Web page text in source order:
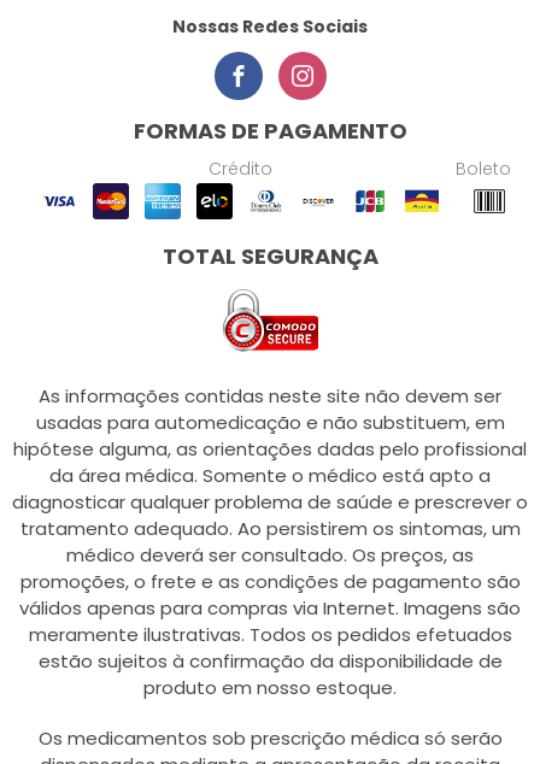
Nossas Redes Sociais
FORMAS DE PAGAMENTO
Crédito Boleto
TOTAL SEGURANÇA
As informações contidas neste site não devem ser
usadas para automedicação e não substituem, em
hipótese alguma, as orientações dadas pelo profissional
da área médica. Somente o médico está apto a
diagnosticar qualquer problema de saúde e prescrever o
tratamento adequado. Ao persistirem os sintomas, um
médico deverá ser consultado. Os preços, as
promoções, o frete e as condições de pagamento são
válidos apenas para compras via Internet. Imagens são
meramente ilustrativas. Todos os pedidos efetuados
estão sujeitos à confirmação da disponibilidade de
produto em nosso estoque.
Os medicamentos sob prescrição médica só serão